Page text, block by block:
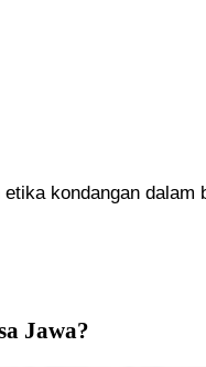
kondangan dalam
Jawa?